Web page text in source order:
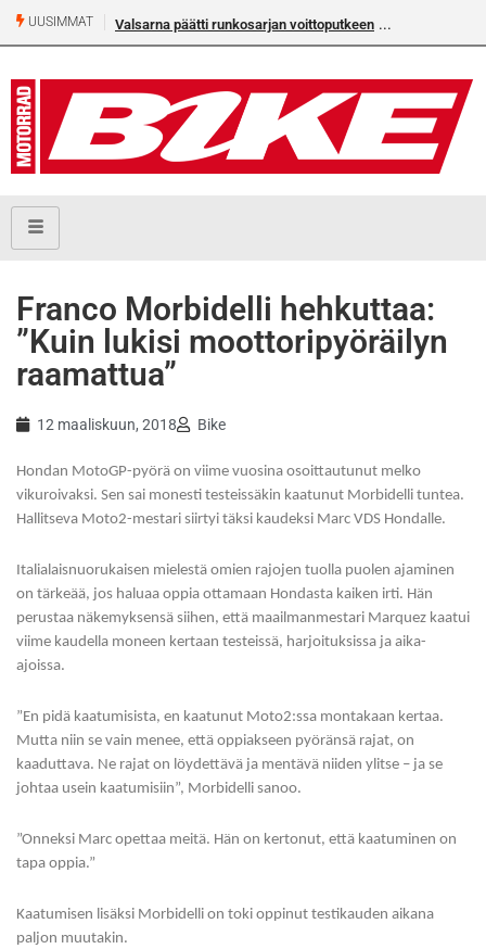
UUSIMMAT Valsarna päätti runkosarjan voittoputkeen
Franco Morbidelli hehkuttaa:
”Kuin lukisi moottoripyöräilyn
raamattua”
12 maaliskuun, 2018 Bike
Hondan MotoGP-pyörä on viime vuosina osoittautunut melko
vikuroivaksi. Sen sai monesti testeissäkin kaatunut Morbidelli tuntea.
Hallitseva Moto2-mestari siirtyi täksi kaudeksi Marc VDS Hondalle.
Italialaisnuorukaisen mielestä omien rajojen tuolla puolen ajaminen
on tärkeää, jos haluaa oppia ottamaan Hondasta kaiken irti. Hän
perustaa näkemyksensä siihen, että maailmanmestari Marquez kaatui
viime kaudella moneen kertaan testeissä, harjoituksissa ja aika-
ajoissa.
”En pidä kaatumisista, en kaatunut Moto2:ssa montakaan kertaa.
Mutta niin se vain menee, että oppiakseen pyöränsä rajat, on
kaaduttava. Ne rajat on löydettävä ja mentävä niiden ylitse – ja se
johtaa usein kaatumisiin”, Morbidelli sanoo.
”Onneksi Marc opettaa meitä. Hän on kertonut, että kaatuminen on
tapa oppia.”
Kaatumisen lisäksi Morbidelli on toki oppinut testikauden aikana
paljon muutakin.